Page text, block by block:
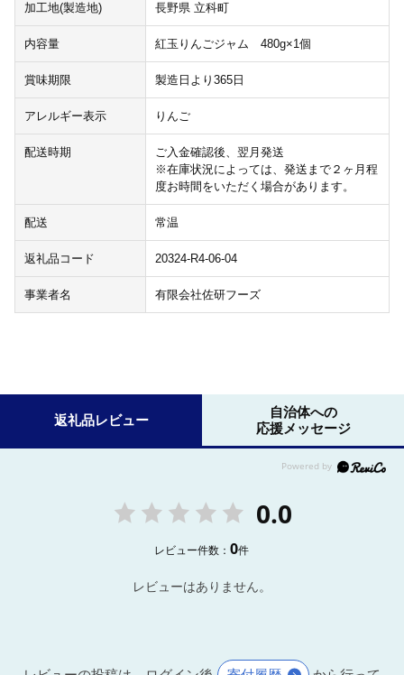
加工地(製造地) 長野県 立科町
内容量 紅玉りんごジャム 480g×1個
賞味期限 製造日より365日
アレルギー表示 りんご
配送時期
ご入金確認後、翌月発送
※在庫状況によっては、発送まで２ヶ月程
度お時間をいただく場合があります。
配送 常温
返礼品コード 20324-R4-06-04
事業者名 有限会社佐研フーズ
返礼品レビュー
自治体への
応援メッセージ
0.0
レビュー件数：0件
レビューはありません。